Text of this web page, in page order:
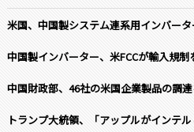
米国、中国製システム連系用インバー
中国製インバーター、米FCCが輸入規
中国財政部、46社の米国企業製品の調
トランプ大統領、「アップルがインテ